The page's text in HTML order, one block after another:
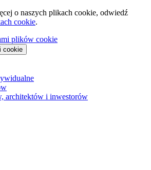
o naszych plikach cookie, odwiedź
cookie.
plików cookie
cookie
architektów i inwestorów